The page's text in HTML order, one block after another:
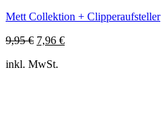
Mett Collektion + Clipperaufsteller
9,95€ Ursprünglicher
war:
7,96 €Aktueller
inkl. MwSt.